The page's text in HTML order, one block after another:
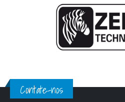
Contate-nos